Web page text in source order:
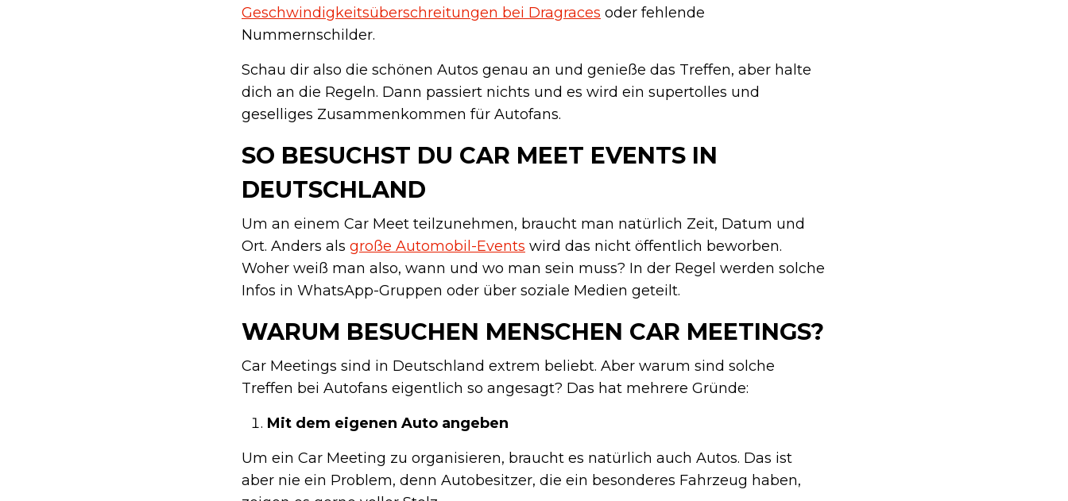
Geschwindigkeitsüberschreitungen bei Dragraces oder fehlende
Nummernschilder.
Schau dir also die schönen Autos genau an und genieße das Treffen, aber halte
dich an die Regeln. Dann passiert nichts und es wird ein supertolles und
geselliges Zusammenkommen für Autofans.
SO BESUCHST DU CAR MEET EVENTS IN
DEUTSCHLAND
Um an einem Car Meet teilzunehmen, braucht man natürlich Zeit, Datum und
Ort. Anders als große Automobil-Events wird das nicht öffentlich beworben.
Woher weiß man also, wann und wo man sein muss? In der Regel werden solche
Infos in WhatsApp-Gruppen oder über soziale Medien geteilt.
WARUM BESUCHEN MENSCHEN CAR MEETINGS?
Car Meetings sind in Deutschland extrem beliebt. Aber warum sind solche
Treffen bei Autofans eigentlich so angesagt? Das hat mehrere Gründe:
Mit dem eigenen Auto angeben
Um ein Car Meeting zu organisieren, braucht es natürlich auch Autos. Das ist
aber nie ein Problem, denn Autobesitzer, die ein besonderes Fahrzeug haben,